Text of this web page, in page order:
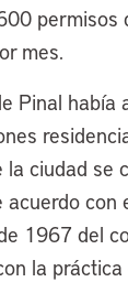
permisos
mes.
Pinal había
la ciudad se
acuerdo con
1967 del
la